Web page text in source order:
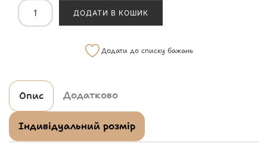
ДОДАТИ В КОШИК
Додати до списку бажань
Опис Додатково
Індивідуальний розмір